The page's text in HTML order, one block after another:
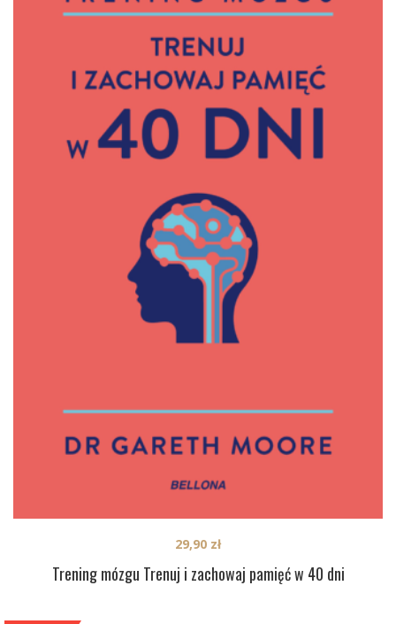
Trening mózgu Trenuj i zachowaj pamięć w 40 dni
29,90 zł